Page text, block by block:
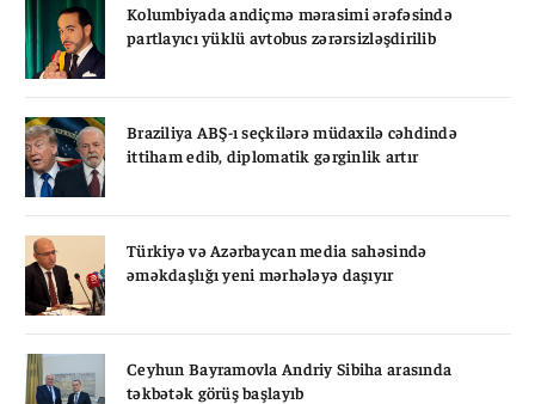
Kolumbiyada andiçmə mərasimi ərəfəsində
partlayıcı yüklü avtobus zərərsizləşdirilib
Braziliya ABŞ-ı seçkilərə müdaxilə cəhdində
ittiham edib, diplomatik gərginlik artır
Türkiyə və Azərbaycan media sahəsində
əməkdaşlığı yeni mərhələyə daşıyır
Ceyhun Bayramovla Andriy Sibiha arasında
təkbətək görüş başlayıb